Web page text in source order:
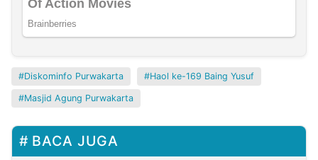
Diskominfo Purwakarta Haol ke-169 Baing Yusuf
Masjid Agung Purwakarta
BACA JUGA